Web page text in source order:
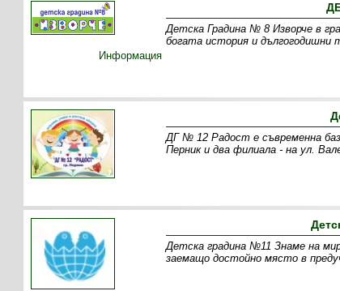
Детска Градина № 8 Изворче в
богата история и дългогодишни
Информация
ДГ № 12 Радост е съвременна
Перник и два филиала - на ул.
Детска градина №11 Знаме на
заемащо достойно място в